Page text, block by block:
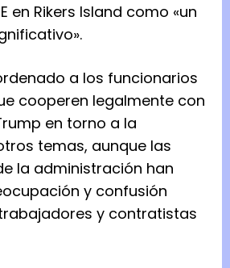
en Rikers Island como «un
a los funcionarios
cooperen legalmente con
en torno a la
temas, aunque las
la administración han
y confusión
y contratistas